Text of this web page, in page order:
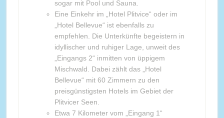
sogar mit Pool und Sauna.
Eine Einkehr im „Hotel Plitvice“ oder im
„Hotel Bellevue“ ist ebenfalls zu
empfehlen. Die Unterkünfte begeistern in
idyllischer und ruhiger Lage, unweit des
„Eingangs 2“ inmitten von üppigem
Mischwald. Dabei zählt das „Hotel
Bellevue“ mit 60 Zimmern zu den
preisgünstigsten Hotels im Gebiet der
Plitvicer Seen.
Etwa 7 Kilometer vom „Eingang 1“